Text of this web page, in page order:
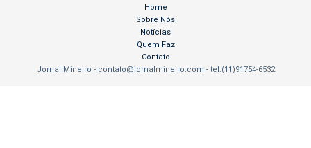
Jornal Mineiro - contato@jornalmineiro.com - tel.(11)91754-6532
Home
Sobre Nós
Notícias
Quem Faz
Contato